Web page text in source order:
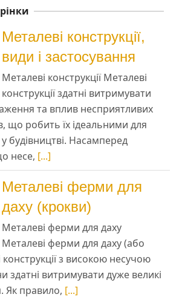
Металеві конструкції,
види і застосування
Металеві конструкції Металеві
конструкції здатні витримувати
та вплив несприятливих
що робить їх ідеальними для
будівництві. Насамперед
несе, [...]
Металеві ферми для
даху (крокви)
Металеві ферми для даху
Металеві ферми для даху (або
конструкції з високою несучою
здатні витримувати дуже великі
Як правило, [...]